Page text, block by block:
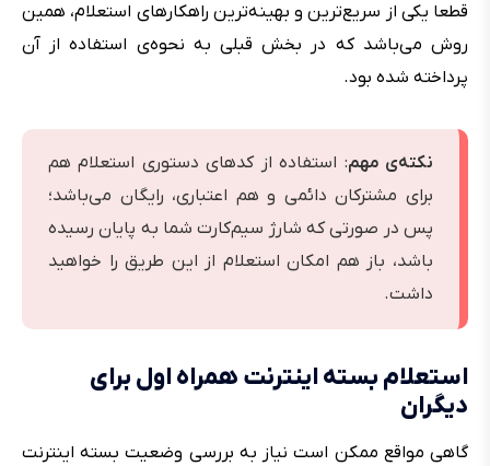
قطعا یکی از سریع‌ترین و بهینه‌ترین راهکارهای استعلام، همین
روش می‌باشد که در بخش قبلی به نحوه‌ی استفاده از آن
پرداخته شده بود.
نکته‌ی مهم: استفاده از کدهای دستوری استعلام هم
برای مشترکان دائمی و هم اعتباری، رایگان می‌باشد؛
پس در صورتی که شارژ سیم‌کارت شما به پایان رسیده
باشد، باز هم امکان استعلام از این طریق را خواهید
داشت.
استعلام بسته اینترنت همراه اول برای
دیگران
گاهی مواقع ممکن است نیاز به بررسی وضعیت بسته اینترنت